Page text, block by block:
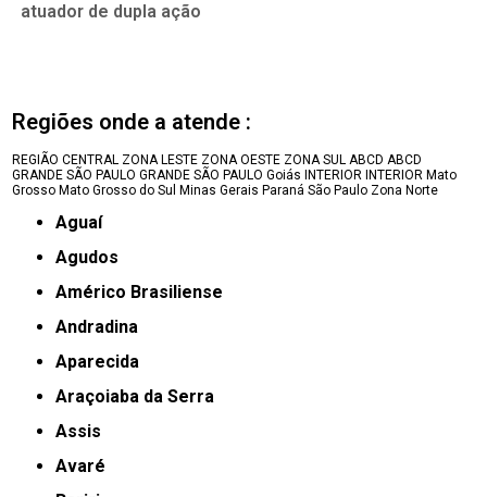
atuador de dupla ação
Regiões onde a atende :
REGIÃO CENTRAL ZONA LESTE ZONA OESTE ZONA SUL ABCD ABCD
GRANDE SÃO PAULO GRANDE SÃO PAULO Goiás INTERIOR INTERIOR Mato
Grosso Mato Grosso do Sul Minas Gerais Paraná São Paulo Zona Norte
Aguaí
Agudos
Américo Brasiliense
Andradina
Aparecida
Araçoiaba da Serra
Assis
Avaré